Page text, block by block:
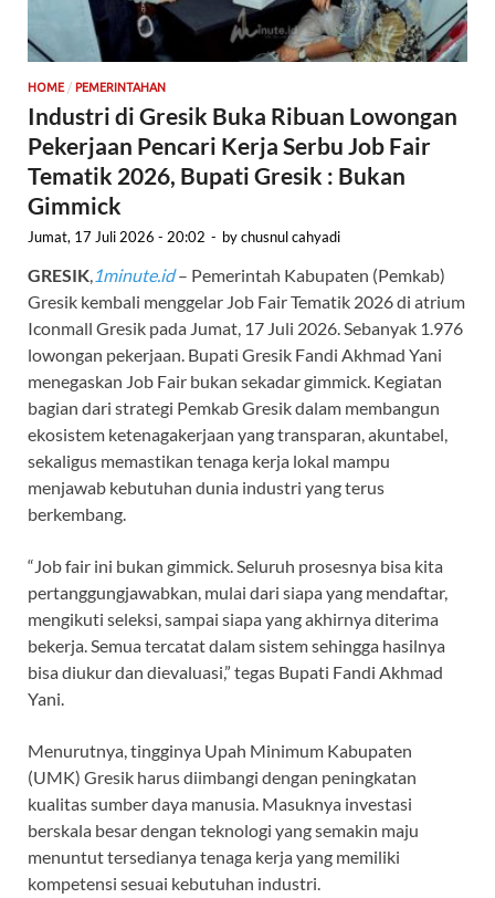
HOME/ PEMERINTAHAN
Industri di Gresik Buka Ribuan Lowongan
Pekerjaan Pencari Kerja Serbu Job Fair
Tematik 2026, Bupati Gresik : Bukan
Gimmick
Jumat, 17 Juli 2026 - 20:02 - bychusnul cahyadi
GRESIK, 1minute.id– Pemerintah Kabupaten (Pemkab)
Gresik kembali menggelar Job Fair Tematik 2026 di atrium
Iconmall Gresik pada Jumat, 17 Juli 2026. Sebanyak 1.976
lowongan pekerjaan. Bupati Gresik Fandi Akhmad Yani
menegaskan Job Fair bukan sekadar gimmick. Kegiatan
bagian dari strategi Pemkab Gresik dalam membangun
ekosistem ketenagakerjaan yang transparan, akuntabel,
sekaligus memastikan tenaga kerja lokal mampu
menjawab kebutuhan dunia industri yang terus
berkembang.
“Job fair ini bukan gimmick. Seluruh prosesnya bisa kita
pertanggungjawabkan, mulai dari siapa yang mendaftar,
mengikuti seleksi, sampai siapa yang akhirnya diterima
bekerja. Semua tercatat dalam sistem sehingga hasilnya
bisa diukur dan dievaluasi,” tegas Bupati Fandi Akhmad
Yani.
Menurutnya, tingginya Upah Minimum Kabupaten
(UMK) Gresik harus diimbangi dengan peningkatan
kualitas sumber daya manusia. Masuknya investasi
berskala besar dengan teknologi yang semakin maju
menuntut tersedianya tenaga kerja yang memiliki
kompetensi sesuai kebutuhan industri.